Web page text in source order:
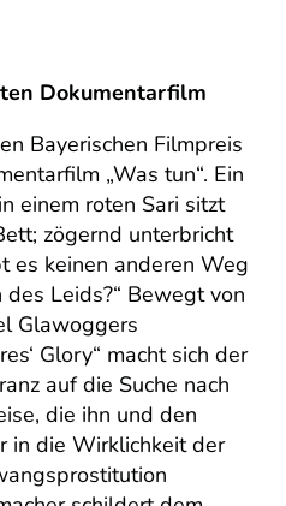
Dokumentarfilm
Bayerischen Filmpreis
„Was tun“. Ein
einem roten Sari sitzt
zögernd unterbricht
es keinen anderen Weg
Leids?“ Bewegt von
Glawoggers
Glory“ macht sich der
auf die Suche nach
die ihn und den
in die Wirklichkeit der